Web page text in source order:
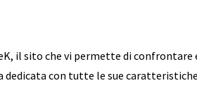
il sito che vi permette di
dedicata con tutte le sue